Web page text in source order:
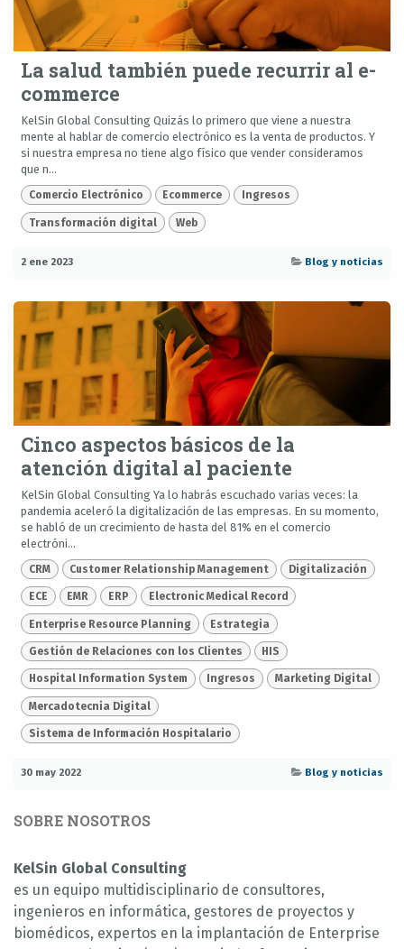
La salud también puede recurrir al e-
commerce
KelSin Global Consulting Quizás lo primero que viene a nuestra
mente al hablar de comercio electrónico es la venta de productos. Y
si nuestra empresa no tiene algo físico que vender consideramos
que n...
Comercio Electrónico Ecommerce Ingresos
Transformación digital Web
2 ene 2023 Blog y noticias
Cinco aspectos básicos de la
atención digital al paciente
KelSin Global Consulting Ya lo habrás escuchado varias veces: la
pandemia aceleró la digitalización de las empresas. En su momento,
se habló de un crecimiento de hasta del 81% en el comercio
electróni...
CRM Customer Relationship Management Digitalización
ECE EMR ERP Electronic Medical Record
Enterprise Resource Planning Estrategia
Gestión de Relaciones con los Clientes HIS
Hospital Information System Ingresos Marketing Digital
Mercadotecnia Digital
Sistema de Información Hospitalario
30 may 2022 Blog y noticias
SOBRE NOSOTROS
KelSin Global Consulting
es un equipo multidisciplinario de consultores,
ingenieros en informática, gestores de proyectos y
biomédicos, expertos en la implantación de Enterprise